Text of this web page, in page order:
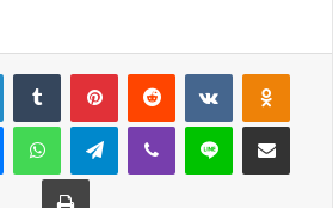
LinkedInTumblr PinterestReddit VKontakte
MessengerWhatsAppTelegramViber Line E-Posta ile
Yazdır